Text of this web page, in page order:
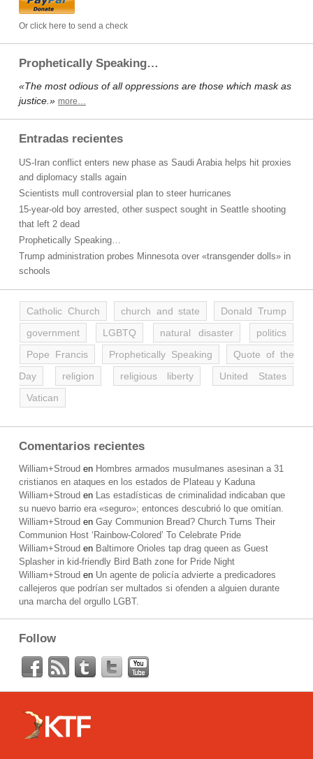
Or click here to send a check
Prophetically Speaking…
«The most odious of all oppressions are those which mask as
justice.» more…
Entradas recientes
US-Iran conflict enters new phase as Saudi Arabia helps hit proxies
and diplomacy stalls again
Scientists mull controversial plan to steer hurricanes
15-year-old boy arrested, other suspect sought in Seattle shooting
that left 2 dead
Prophetically Speaking…
Trump administration probes Minnesota over «transgender dolls» in
schools
Catholic Church church and state
Donald Trump
government
LGBTQ natural disaster
politics
Pope Francis
Prophetically Speaking
Quote of the
Day
religion religious liberty
United States
Vatican
Comentarios recientes
William+Stroud en Hombres armados musulmanes asesinan a 31
cristianos en ataques en los estados de Plateau y Kaduna
William+Stroud en Las estadísticas de criminalidad indicaban que
su nuevo barrio era «seguro»; entonces descubrió lo que omitían.
William+Stroud en Gay Communion Bread? Church Turns Their
Communion Host ‘Rainbow-Colored’ To Celebrate Pride
William+Stroud en Baltimore Orioles tap drag queen as Guest
Splasher in kid-friendly Bird Bath zone for Pride Night
William+Stroud en Un agente de policía advierte a predicadores
callejeros que podrían ser multados si ofenden a alguien durante
una marcha del orgullo LGBT.
Follow